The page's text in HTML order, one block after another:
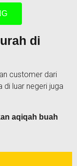
di
customer dari
di luar negeri juga
aqiqah buah